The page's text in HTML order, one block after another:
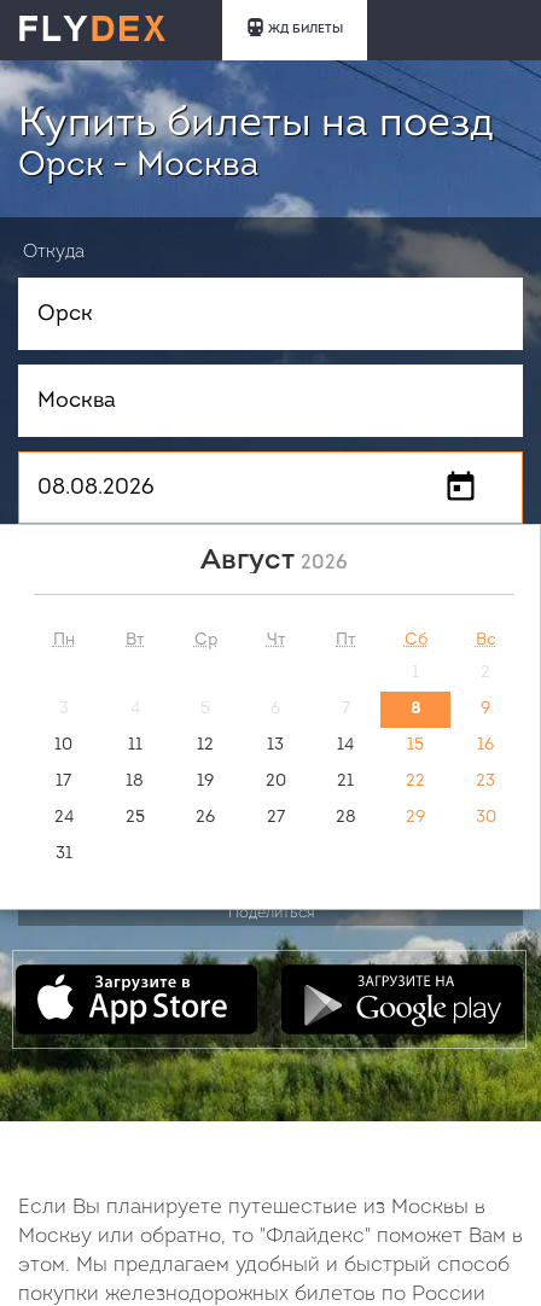
ЖД БИЛЕТЫ
Купить билеты на поезд
Орск - Москва
Откуда
НАЙТИ
Москва - Орск
видео инструкция:
Поделиться
Если Вы планируете путешествие из Москвы в
Москву или обратно, то "Флайдекс" поможет Вам в
этом. Мы предлагаем удобный и быстрый способ
покупки железнодорожных билетов по России
Август 2026
Пн Вт Ср Чт Пт Сб
Вс
1
2
3
4 5 6 7 8
9
10
11 12 13 14 15
16
17
18 19 20 21 22
23
24
25 26 27 28 29
30
31
Сентябрь
Пн Вт Ср Пт Сб
Вс
1
2 3 4 5
6
7
8 9 10 11 12
13
14
15 16 17 18 19
20
Октябрь 2026